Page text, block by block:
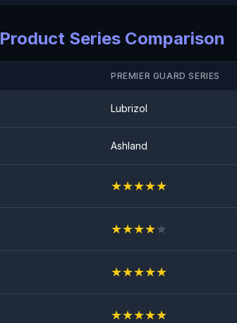
Product Series Comparison
PREMIER GUARD SERIES
Lubrizol
Ashland
★★★★★
★★★★★
★★★★★
★★★★★